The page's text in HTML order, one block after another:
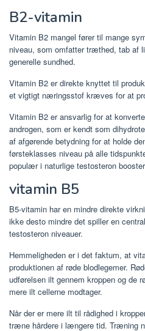
B2-vitamin
Vitamin B2 mangel fører til mange
niveau, som omfatter træthed, tab af
generelle sundhed.
Vitamin B2 er direkte knyttet til
et vigtigt næringsstof kræves for at
Vitamin B2 er ansvarlig for at
androgen, som er kendt som
af afgørende betydning for at holde
førsteklasses niveau på alle
populær i naturlige testosteron
vitamin B5
B5-vitamin har en mindre direkte
ikke desto mindre det spiller en
testosteron niveauer.
Hemmeligheden er i det faktum, at
produktionen af ​​røde blodlegemer.
udførelsen ilt gennem kroppen og de
mere ilt cellerne modtager.
Når der er mere ilt til rådighed i
træne hårdere i længere tid. Træning